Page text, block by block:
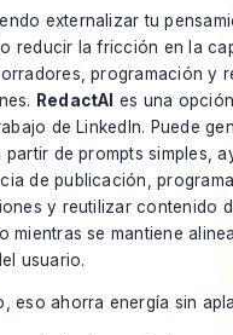
externalizar tu
reducir la fricción en la
programación y
RedactAI es una
de LinkedIn. Puede
partir de prompts simples,
de publicación,
y reutilizar contenido
mientras se mantiene
usuario.
eso ahorra energía sin